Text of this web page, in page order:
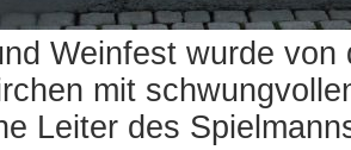
Weinfest wurde von
mit
Leiter des